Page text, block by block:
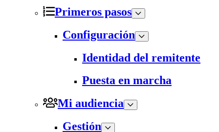
Primeros pasos
Configuración
Identidad del remitente
Puesta en marcha
Mi audiencia
Gestión